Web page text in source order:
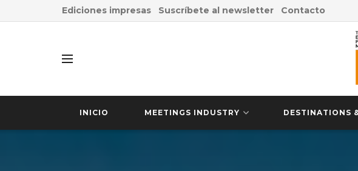
Ediciones impresas Suscríbete al newsletter Contacto
INICIO MEETINGS INDUSTRY DESTINATIONS